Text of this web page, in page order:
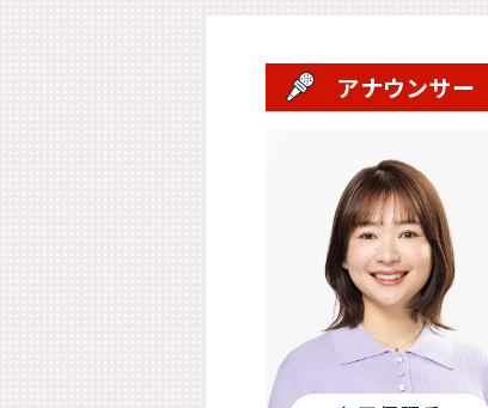
アナウンサー